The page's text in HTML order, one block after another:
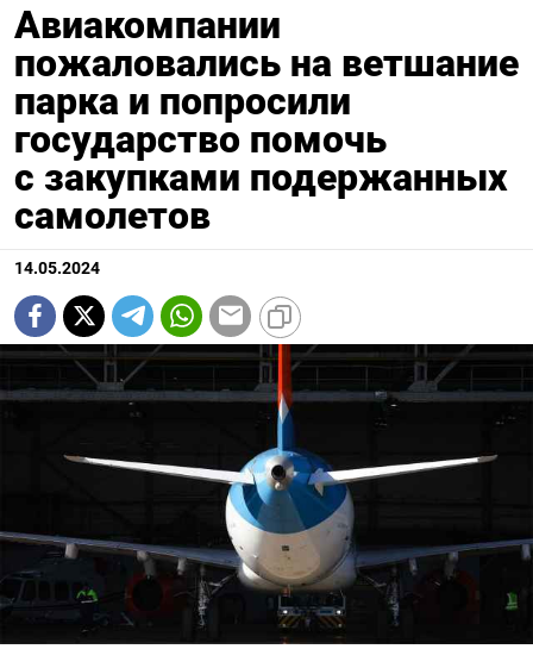
Авиакомпании
пожаловались на ветшание
парка и попросили
государство помочь
с закупками подержанных
самолетов
14.05.2024